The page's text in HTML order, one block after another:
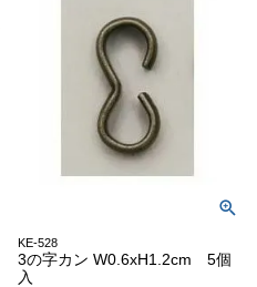
KE-528
3の字カン W0.6xH1.2cm 5個
入